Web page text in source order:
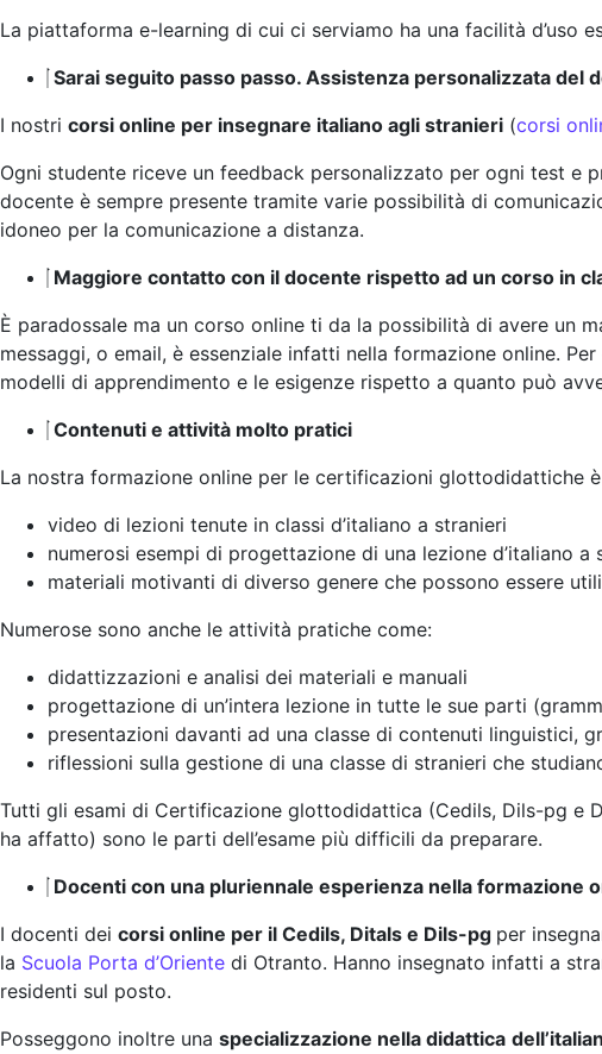
La piattaforma e-learning di cui ci serviamo ha una facilità d’uso
Sarai seguito passo passo. Assistenza personalizzata del
I nostri corsi online per insegnare italiano agli stranieri (corsi
Ogni studente riceve un feedback personalizzato per ogni test e
docente è sempre presente tramite varie possibilità di
idoneo per la comunicazione a distanza.
Maggiore contatto con il docente rispetto ad un corso in
È paradossale ma un corso online ti da la possibilità di avere un
messaggi, o email, è essenziale infatti nella formazione online.
modelli di apprendimento e le esigenze rispetto a quanto può
Contenuti e attività molto pratici
La nostra formazione online per le certificazioni
video di lezioni tenute in classi d’italiano a stranieri
numerosi esempi di progettazione di una lezione d’italiano
materiali motivanti di diverso genere che possono essere
Numerose sono anche le attività pratiche come:
didattizzazioni e analisi dei materiali e manuali
progettazione di un’intera lezione in tutte le sue parti
presentazioni davanti ad una classe di contenuti linguistici,
riflessioni sulla gestione di una classe di stranieri che
Tutti gli esami di Certificazione glottodidattica (Cedils, Dils-pg e
ha affatto) sono le parti dell’esame più difficili da preparare.
Docenti con una pluriennale esperienza nella formazione
I docenti dei corsi online per il Cedils, Ditals e Dils-pg per
la Scuola Porta d’Oriente di Otranto. Hanno insegnato infatti a
residenti sul posto.
Posseggono inoltre una specializzazione nella didattica